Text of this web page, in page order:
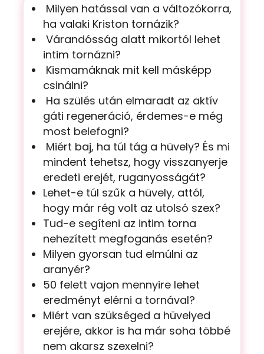
Milyen hatással van a változókorra,
ha valaki Kriston tornázik?
Várandósság alatt mikortól lehet
intim tornázni?
Kismamáknak mit kell másképp
csinálni?
Ha szülés után elmaradt az aktív
gáti regeneráció, érdemes-e még
most belefogni?
Miért baj, ha túl tág a hüvely? És mi
mindent tehetsz, hogy visszanyerje
eredeti erejét, ruganyosságát?
Lehet-e túl szűk a hüvely, attól,
hogy már rég volt az utolsó szex?
Tud-e segíteni az intim torna
nehezített megfoganás esetén?
Milyen gyorsan tud elmúlni az
aranyér?
50 felett vajon mennyire lehet
eredményt elérni a tornával?
Miért van szükséged a hüvelyed
erejére, akkor is ha már soha többé
nem akarsz szexelni?